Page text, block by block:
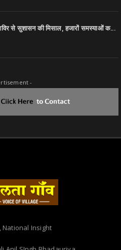
से सुशासन की मिसाल, हजारों समस्याओं क...
-
National Insight